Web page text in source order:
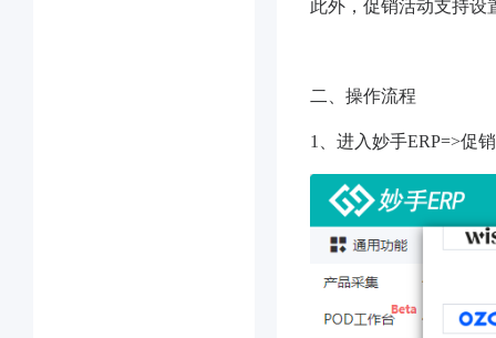
此外，促销活动支持设
二、操作流程
1、进入妙手ERP=>促